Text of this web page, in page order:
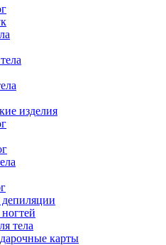
изделия
депиляции
тела
карты